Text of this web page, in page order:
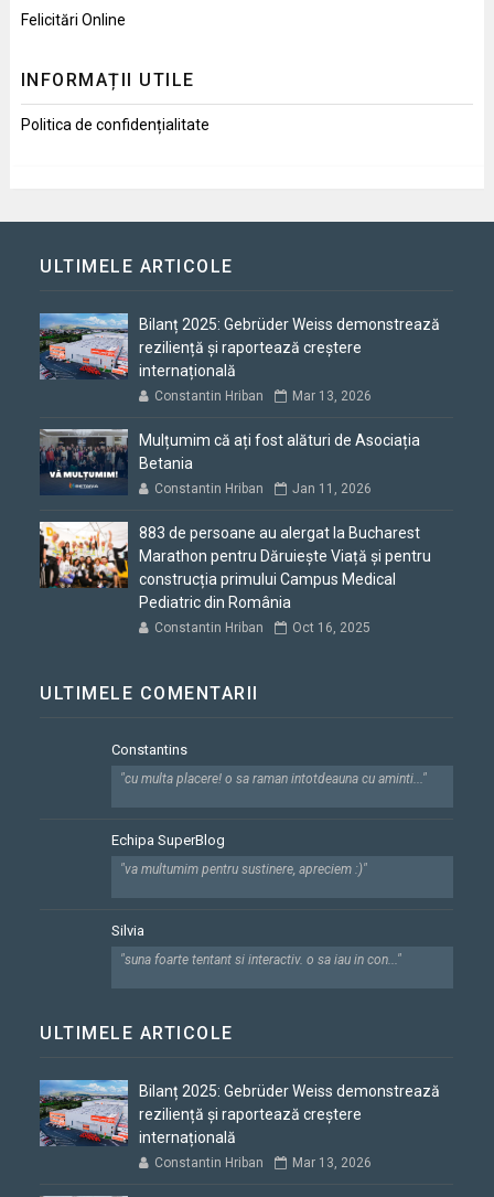
Felicitări Online
INFORMAȚII UTILE
Politica de confidențialitate
ULTIMELE ARTICOLE
Bilanț 2025: Gebrüder Weiss demonstrează
reziliență și raportează creștere
internațională
Constantin Hriban Mar 13, 2026
Mulțumim că ați fost alături de Asociația
Betania
Constantin Hriban Jan 11, 2026
883 de persoane au alergat la Bucharest
Marathon pentru Dăruiește Viață și pentru
construcția primului Campus Medical
Pediatric din România
Constantin Hriban Oct 16, 2025
ULTIMELE COMENTARII
Constantins
"cu multa placere! o sa raman intotdeauna cu aminti..."
Echipa SuperBlog
"va multumim pentru sustinere, apreciem :)"
Silvia
"suna foarte tentant si interactiv. o sa iau in con..."
ULTIMELE ARTICOLE
Bilanț 2025: Gebrüder Weiss demonstrează
reziliență și raportează creștere
internațională
Constantin Hriban Mar 13, 2026